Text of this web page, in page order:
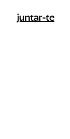
juntar-te